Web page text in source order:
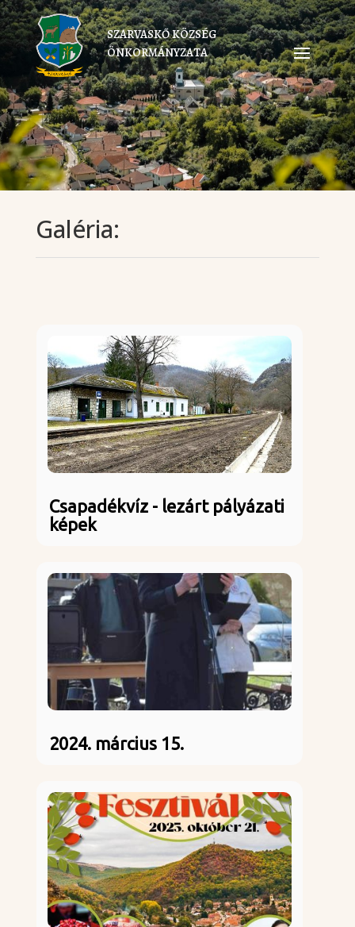
SZARVASKŐ KÖZSÉG
ÖNKORMÁNYZATA
Galéria:
Csapadékvíz - lezárt pályázati
képek
2024. március 15.